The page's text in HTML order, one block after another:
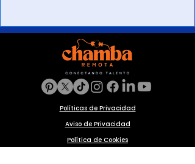
Políticas de Privacidad
Aviso de Privacidad
Política de Cookies